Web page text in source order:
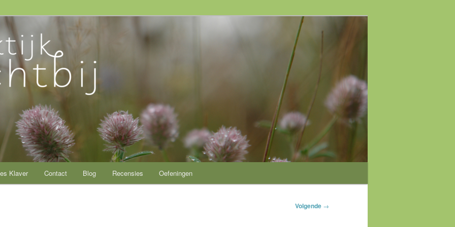
Klaver Contact Blog Recensies Oefeningen
Volgende →